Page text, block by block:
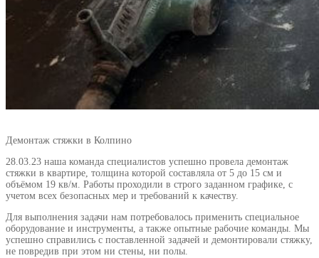
Демонтаж стяжки в Колпино
28.03.23 наша команда специалистов успешно провела демонтаж
стяжки в квартире, толщина которой составляла от 5 до 15 см и
объёмом 19 кв/м. Работы проходили в строго заданном графике, с
учетом всех безопасных мер и требований к качеству.
Для выполнения задачи нам потребовалось применить специальное
оборудование и инструменты, а также опытные рабочие команды. Мы
успешно справились с поставленной задачей и демонтировали стяжку,
не повредив при этом ни стены, ни полы.